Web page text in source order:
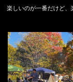
楽しいのが一番だけど、